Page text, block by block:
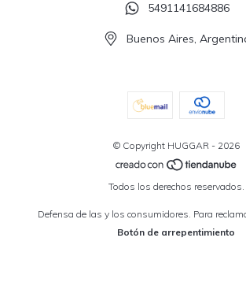
5491141684886
Buenos Aires,
© Copyright HUGGAR - 2026
Todos los derechos reservados.
Defensa de las y los consumidores. Para
Botón de arrepentimiento